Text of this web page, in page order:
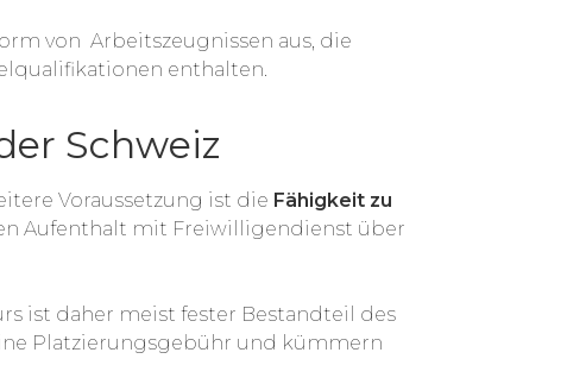
von Arbeitszeugnissen aus, die
enthalten.
Schweiz
Voraussetzung ist die Fähigkeit zu
Aufenthalt mit Freiwilligendienst über
ist daher meist fester Bestandteil des
Platzierungsgebühr und kümmern